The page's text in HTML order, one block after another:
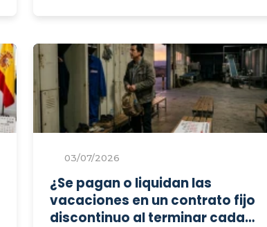
03/07/2026
¿Se pagan o liquidan las
vacaciones en un contrato fijo
discontinuo al terminar cada